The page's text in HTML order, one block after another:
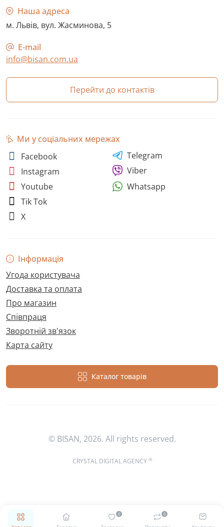
0 0
Наша адреса
м. Львів, вул. Жасминова, 5
E-mail
info@bisan.com.ua
Перейти до контактів
Інформація
Угода користувача
Доставка та оплата
Про магазин
Співпраця
Зворотній зв'язок
Карта сайту
Каталог товарів
Ми у соціальних мережах
Facebook
Instagram
Youtube
Tik Tok
X
Telegram
Viber
Whatsapp
© BISAN, 2026. All rights reserved.
CRYSTAL DIGITAL AGENCY ®